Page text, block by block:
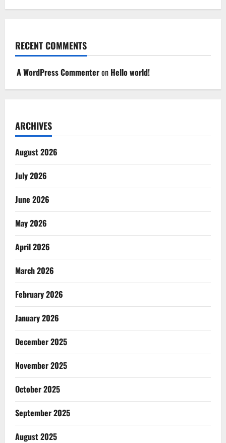
RECENT COMMENTS
A WordPress Commenteron Hello world!
ARCHIVES
August 2026
July 2026
June 2026
May 2026
April 2026
March 2026
February 2026
January 2026
December 2025
November 2025
October 2025
September 2025
August 2025